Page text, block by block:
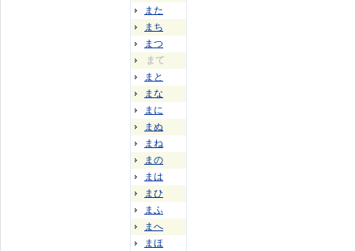
また
まち
まつ
まて
まと
まな
まに
まぬ
まね
まの
まは
まひ
まふ
まへ
まほ